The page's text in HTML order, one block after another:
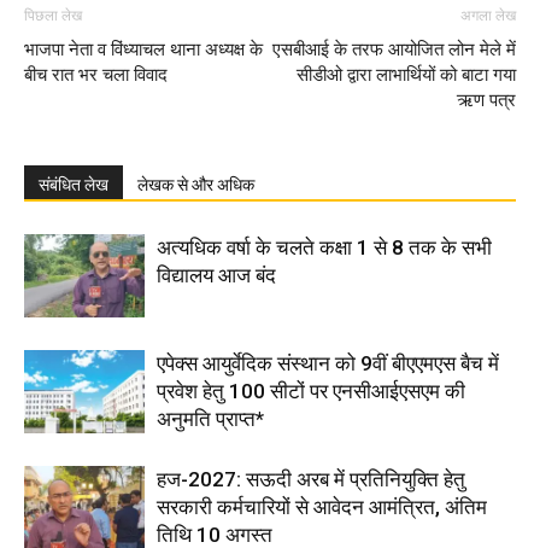
पिछला लेख
भाजपा नेता व विंध्याचल थाना अध्यक्ष के
बीच रात भर चला विवाद
अगला लेख
एसबीआई के तरफ आयोजित लोन मेले में
सीडीओ द्वारा लाभार्थियों को बाटा गया
ऋण पत्र
संबंधित लेख लेखक से और अधिक
अत्यधिक वर्षा के चलते कक्षा 1 से 8 तक के सभी
विद्यालय आज बंद
एपेक्स आयुर्वेदिक संस्थान को 9वीं बीएएमएस बैच में
प्रवेश हेतु 100 सीटों पर एनसीआईएसएम की
अनुमति प्राप्त*
हज-2027: सऊदी अरब में प्रतिनियुक्ति हेतु
सरकारी कर्मचारियों से आवेदन आमंत्रित, अंतिम
तिथि 10 अगस्त